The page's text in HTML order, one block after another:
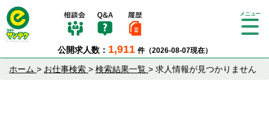
公開求人数： 1,911 件（2026-08-07現在）
Tog
ion
ホーム > お仕事検索 > 検索結果一覧 > 求人情報が見つかりません